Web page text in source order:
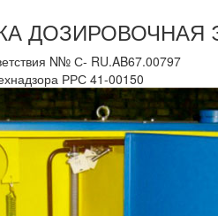
ДОЗИРОВОЧНАЯ
N№ С- RU.AB67.00797
РРС 41-00150